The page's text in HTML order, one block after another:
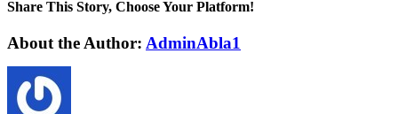
Share This Story, Choose Your Platform!
Facebook
Twitter
LinkedIn
Reddit
WhatsApp
Tumblr
Pinterest
Vk
Xing
Email
About the Author: AdminAbla1